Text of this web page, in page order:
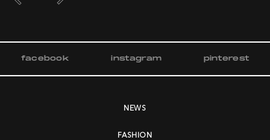
facebook instagram pinterest
NEWS
FASHION